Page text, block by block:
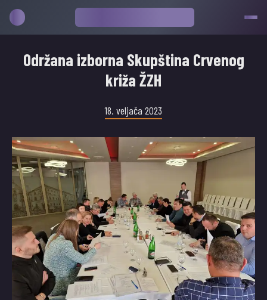
Održana izborna Skupština Crvenog
križa ŽZH
18. veljača 2023